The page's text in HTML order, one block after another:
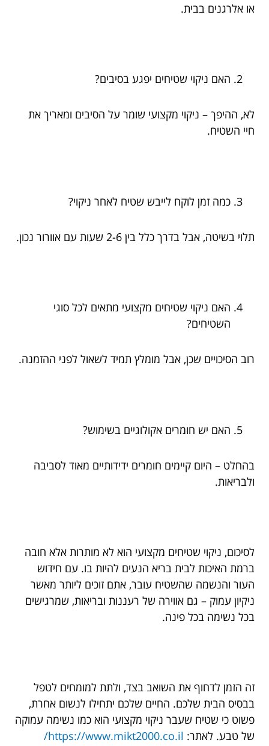
או אלרגנים בבית.
האם ניקוי שטיחים יפגע בסיבים?
לא, ההיפך – ניקוי מקצועי שומר על הסיבים ומאריך את
חיי השטיח.
כמה זמן לוקח לייבש שטיח לאחר ניקוי?
תלוי בשיטה, אבל בדרך כלל בין 2-6 שעות עם אוורור נכון.
האם ניקוי שטיחים מקצועי מתאים לכל סוגי
השטיחים?
רוב הסיכויים שכן, אבל מומלץ תמיד לשאול לפני ההזמנה.
האם יש חומרים אקולוגיים בשימוש?
בהחלט – היום קיימים חומרים ידידותיים מאוד לסביבה
ולבריאות.
לסיכום, ניקוי שטיחים מקצועי הוא לא מותרות אלא חובה
ברמת האיכות לבית בריא הנעים להיות בו. עם חידוש
העור והנשמה שהשטיח עובר, אתם זוכים ליותר מאשר
ניקיון עמוק – גם אווירה של רעננות ובריאות, שמרגישים
בכל נשימה בכל פינה.
זה הזמן לדחוף את השואב בצד, ולתת למומחים לטפל
בבסיס הבית שלכם. החיים שלכם יתחילו לנשום אחרת,
פשוט כי שטיח שעבר ניקוי מקצועי הוא כמו נשימה עמוקה
של טבע. לאתר: https://www.mikt2000.co.il/